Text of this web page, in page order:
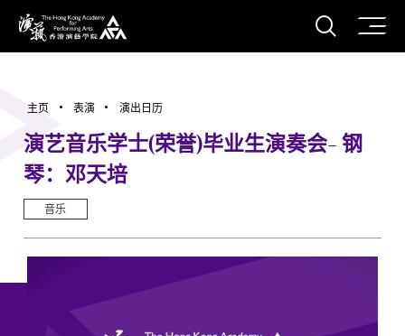
香港演艺学院
打开
主页 表演 演出日历
演艺音乐学士(荣誉)毕业生演奏会- 钢
琴：邓天培
音乐